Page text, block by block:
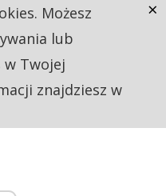
Możesz
lub
Twojej
znajdziesz w
×